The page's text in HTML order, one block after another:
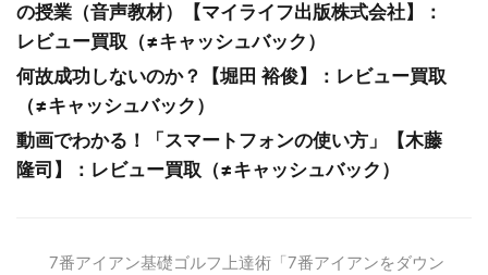
の授業（音声教材）【マイライフ出版株式会社】：
レビュー買取（≠キャッシュバック）
何故成功しないのか？【堀田 裕俊】：レビュー買取
（≠キャッシュバック）
動画でわかる！「スマートフォンの使い方」【木藤
隆司】：レビュー買取（≠キャッシュバック）
7番アイアン基礎ゴルフ上達術「7番アイアンをダウン